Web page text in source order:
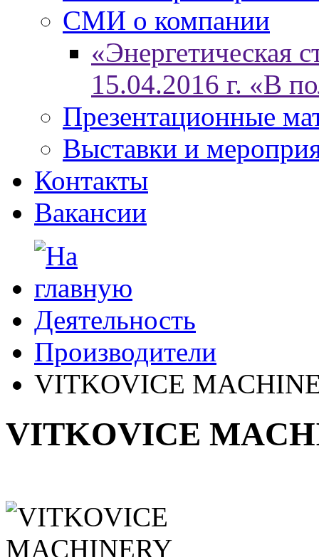
СМИ о компании
«Энергетическая
15.04.2016 г. «В
Презентационные
Выставки и
Контакты
Вакансии
Деятельность
Производители
VITKOVICE
VITKOVICE